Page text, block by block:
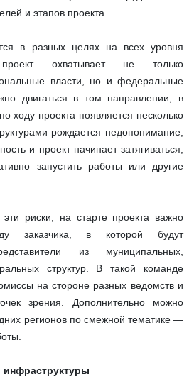
и этапов проекта.
в разных целях на всех уровня
охватывает не только
власти, но и федеральные
двигаться в том направлении, в
ходу проекта появляется несколько
рождается недопонимание,
и проект начинает затягиваться,
запустить работы или другие
риски, на старте проекта важно
заказчика, в которой будут
из муниципальных,
структур. В такой команде
на стороне разных ведомств и
зрения. Дополнительно можно
регионов по смежной тематике —
инфраструктуры